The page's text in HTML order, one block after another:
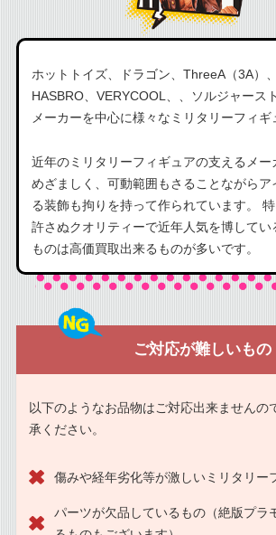
ホットトイズ、ドラゴン、ThreeA（3A）
HASBRO、VERYCOOL、、ソルジャース
メーカーを中心に様々なミリタリーフィギ
近年のミリタリーフィギュアの支えるメー
めざましく、可動範囲もさることながらア
る装飾も拘りを持って作られています。
許さぬクオリティーで近年人気を博してい
ものは高価買取出来るものが多いです。
ご対応が難しいもの
以下のようなお品物はご対応出来ませんの
承ください。
傷みや経年劣化等が激しいミリタリー
パーツが欠品しているもの（絶版プラ